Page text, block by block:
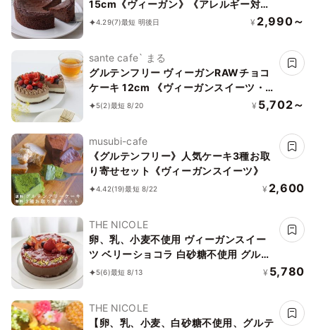
15cm《ヴィーガン》《アレルギー対
応》《小麦なし》《卵なし》《乳なし》
4.29(7)最短 明後日 ¥ 2,990～
sante cafe` まる
グルテンフリー ヴィーガンRAWチョコ
ケーキ 12cm 《ヴィーガンスイーツ・
ヴィーガンケーキ》
5(2)最短 8/20 ¥ 5,702～
musubi-cafe
《グルテンフリー》人気ケーキ3種お取
り寄せセット《ヴィーガンスイーツ》
4.42(19)最短 8/22 ¥ 2,600
THE NICOLE
卵、乳、小麦不使用 ヴィーガンスイー
ツ ベリーショコラ 白砂糖不使用 グルテ
ンフリー《ヴィーガンケーキ》《無添
5(6)最短 8/13 ¥ 5,780
THE NICOLE
【卵、乳、小麦、白砂糖不使用、グルテ